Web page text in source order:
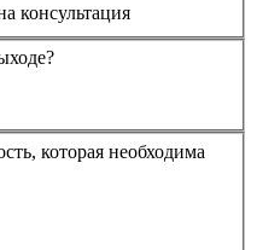
консультация
которая необходима